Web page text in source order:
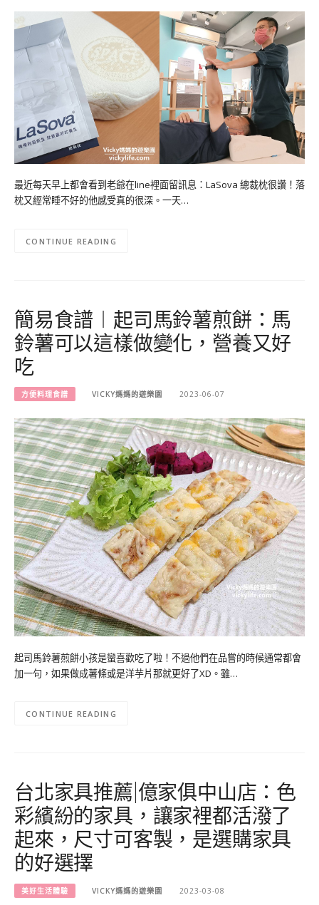
最近每天早上都會看到老爺在line裡面留訊息：LaSova 總裁枕很讚！落
枕又經常睡不好的他感受真的很深。一天…
CONTINUE READING
簡易食譜︱起司馬鈴薯煎餅：馬
鈴薯可以這樣做變化，營養又好
吃
方便料理食譜 VICKY媽媽的遊樂園 2023-06-07
起司馬鈴薯煎餅小孩是蠻喜歡吃了啦！不過他們在品嘗的時候通常都會
加一句，如果做成薯條或是洋芋片那就更好了XD。雖…
CONTINUE READING
台北家具推薦|億家俱中山店：色
彩繽紛的家具，讓家裡都活潑了
起來，尺寸可客製，是選購家具
的好選擇
美好生活體驗 VICKY媽媽的遊樂園 2023-03-08